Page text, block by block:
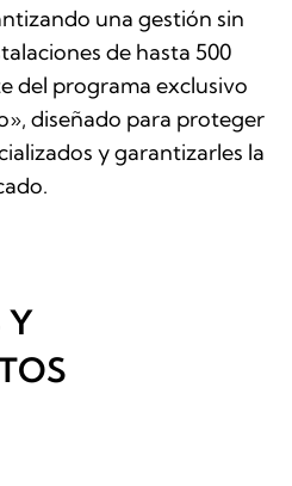
una gestión sin
de hasta 500
del programa exclusivo
diseñado para proteger
y garantizarles la
Y